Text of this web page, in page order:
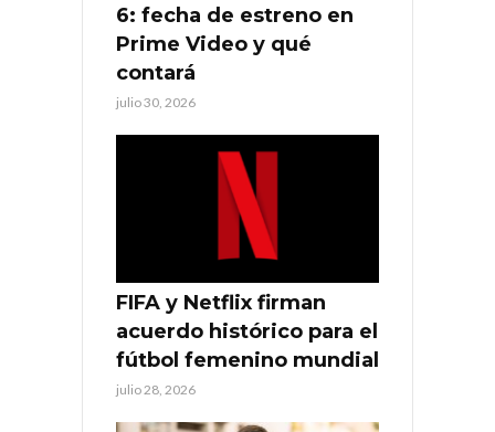
6: fecha de estreno en
Prime Video y qué
contará
julio 30, 2026
FIFA y Netflix firman
acuerdo histórico para el
fútbol femenino mundial
julio 28, 2026